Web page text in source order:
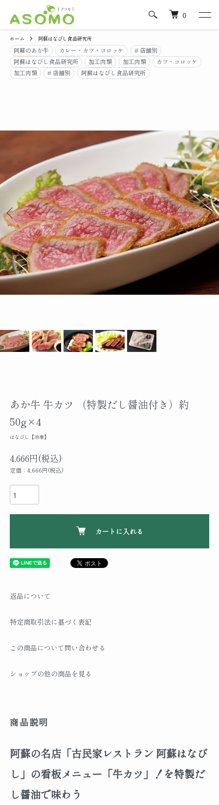
0
ホーム 阿蘇はなびし食品研究所
阿蘇のあか牛 カレー・カツ・コロッケ
# 店舗別
阿蘇はなびし食品研究所
加工肉類 加工肉類
カツ・コロッケ
加工肉類
# 店舗別 阿蘇はなびし食品研究所
あか牛 牛カツ （特製だし醤油付き）約
50g×4
はなびし【冷凍】
4,666円(税込)
定価：4,666円(税込)
カートに入れる
返品について
特定商取引法に基づく表記
この商品について問い合わせる
ショップの他の商品を見る
商品説明
阿蘇の名店「古民家レストラン 阿蘇はなび
し」の看板メニュー「牛カツ」！を特製だ
し醤油で味わう